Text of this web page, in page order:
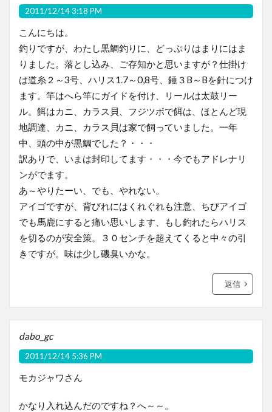
2011/12/14 3:18 PM
こんにちは。
釣りですが、わたし黒鯛釣りに、どっぷりはまりにはま
りました。落とし込み、ご存知かと思いますが？仕掛け
は道糸２～3号、ハリス1.7～0,8号、錘３B～Bを針につけ
ます。竿はへら竿にガイドを付け、リールは太鼓リー
ル。餌はカニ、カラス貝、フジツボで餌は、ほとんど現
地調達、カニ、カラス貝は家で飼っていました。一年
中、頭の中が黒鯛でした？・・・
訳ありで、いまは封印してます・・・今でもアドレナリ
ンがでます。
あ～やりたーい、でも、やれない。
アイゴですが、背びれにはくれぐれも注意、ちびアイゴ
でも馬鹿にすると痛い思いします、もし釣れたらハリス
を切るのが安全策。３０センチを超えてくると中々の引
きですが。味は少し磯臭いかな。
返信
dabo_gc
2011/12/14 5:36 PM
モカジャワさん
かなり入れ込んだのですね？へ～～。